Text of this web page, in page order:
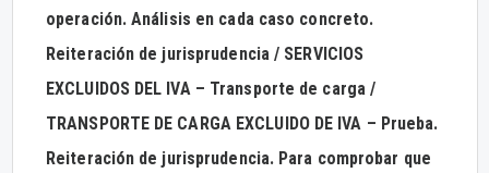
operación. Análisis en cada caso concreto.
Reiteración de jurisprudencia / SERVICIOS
EXCLUIDOS DEL IVA – Transporte de carga /
TRANSPORTE DE CARGA EXCLUIDO DE IVA – Prueba.
Reiteración de jurisprudencia. Para comprobar que